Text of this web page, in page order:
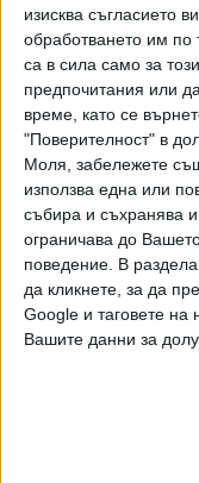
изисква съгласието
обработването им по
са в сила само за
предпочитания или
време, като се
"Поверителност" в
Моля, забележете
използва една или
събира и съхранява
ограничава до
поведение. В
да кликнете, за да
Google и таговете на
Вашите данни за
2026
03
03
към
03